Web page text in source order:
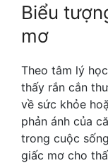
Biểu
mơ
Theo tâm lý
thấy rắn cắn
về sức khỏe
phản ánh của
trong cuộc
giấc mơ cho